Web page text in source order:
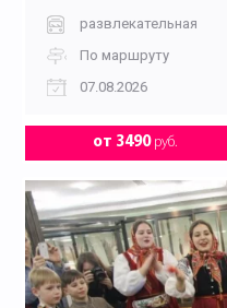
развлекательная
По маршруту
07.08.2026
от 3490руб.